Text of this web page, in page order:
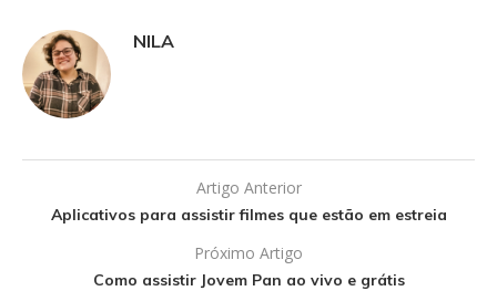
NILA
Artigo Anterior
Aplicativos para assistir filmes que estão em estreia
Próximo Artigo
Como assistir Jovem Pan ao vivo e grátis